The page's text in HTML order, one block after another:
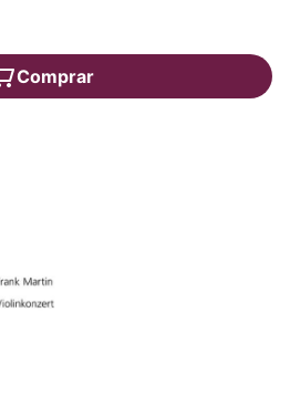
Comprar